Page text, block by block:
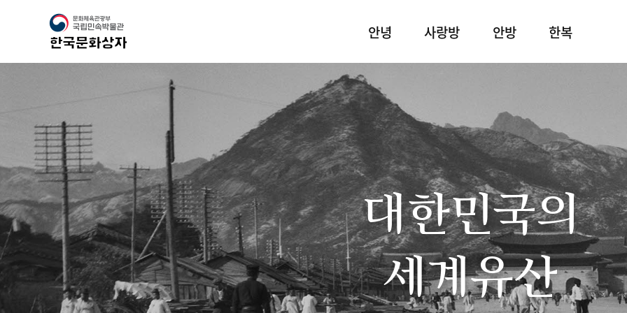
안녕 사랑방 안방 한복
대한민국의
세계유산